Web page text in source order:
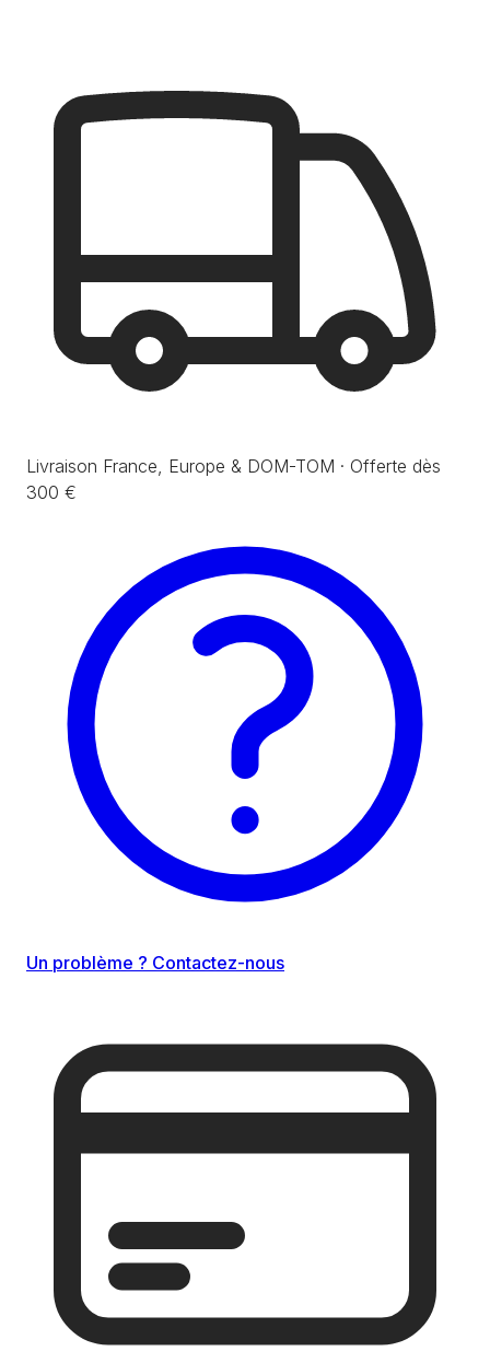
Livraison France, Europe & DOM-TOM · Offerte dès
300 €
Un problème ? Contactez-nous